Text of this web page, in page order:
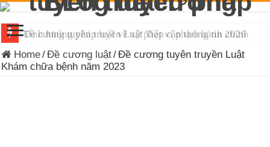
Đề cương tuyên truyền Luật Tiếp cận thông tin 2026
Home/Đề cương luật/Đề cương tuyên truyền Luật
Khám chữa bệnh năm 2023